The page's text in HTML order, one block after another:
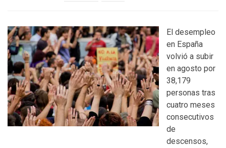
El desempleo
en España
volvió a subir
en agosto por
38,179
personas tras
cuatro meses
consecutivos
de
descensos,